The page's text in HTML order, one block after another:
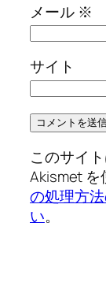
メール ※
サイト
このサイ
Akismet を
の処理方
い。